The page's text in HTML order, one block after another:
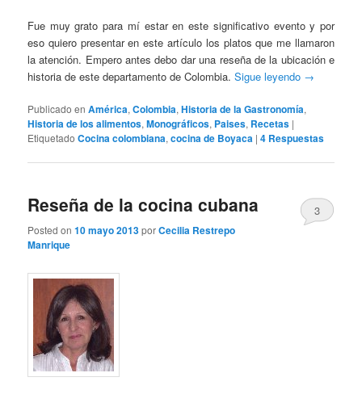
Fue muy grato para mí estar en este significativo evento y por
eso quiero presentar en este artículo los platos que me llamaron
la atención. Empero antes debo dar una reseña de la ubicación e
historia de este departamento de Colombia.Sigue leyendo →
Publicado en América,Colombia,Historia de la Gastronomía,
Historia de los alimentos,Monográficos, Paises, Recetas |
Etiquetado Cocina colombiana,cocina de Boyaca |4 Respuestas
Reseña de la cocina cubana
Posted on10 mayo 2013porCecilia Restrepo
Manrique
3